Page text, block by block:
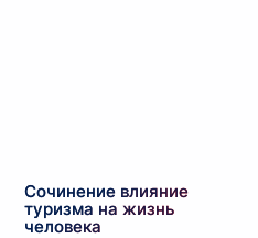
Сочинение влияние
туризма на жизнь
человека